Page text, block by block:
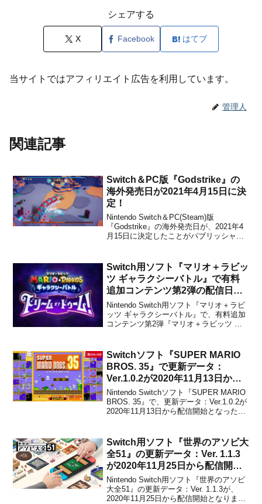
シェアする
X Facebook はてブ
当サイトではアフィリエイト広告を利用しています。
管理人
関連記事
Switch＆PC版『Godstrike』の
海外発売日が2021年4月15日に決
定！
Nintendo Switch＆PC(Steam)版
『Godstrike』の海外発売日が、2021年4
月15日に決定したことがパブリッシャー
た。販売価格は$14.99で、ゲームは英
語、フラ...
Switch用ソフト『マリオ＋ラビッ
ツ ギャラクシーバトル』で有料
追加コンテンツ第2弾の配信日が
2023年3月2日に決定！
Nintendo Switch用ソフト『マリオ＋ラビ
ッツ ギャラクシーバトル』で、有料追加
コンテンツ第2弾『マリオ＋ラビッツ ギ
ことを任天堂が発表しました。こちらの
追加コンテンツでは、新たなゲームモー
ド...
Switchソフト『SUPER MARIO
BROS. 35』で更新データ：
Ver.1.0.2が2020年11月13日から
配信開始！
Nintendo Switchソフト『SUPER MARIO
BROS. 35』で、更新データ：Ver.1.0.2が
2020年11月13日から配信開始となったこ
ものになります。以下、パッチノートで
す。【全般】...
Switch用ソフト『世界のアソビ大
全51』の更新データ：Ver. 1.1.3
が2020年11月25日から配信開
始！
Nintendo Switch用ソフト『世界のアソビ
大全51』の更新データ：Ver. 1.1.3が、
2020年11月25日から配信開始となりまし